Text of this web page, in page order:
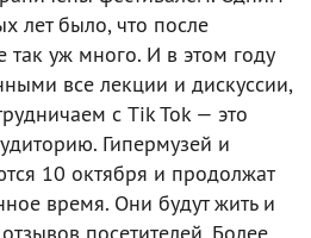
лет было, что после
так уж много. И в этом году
все лекции и дискуссии,
с Tik Tok — это
Гипермузей и
10 октября и продолжат
время. Они будут жить и
посетителей. Более